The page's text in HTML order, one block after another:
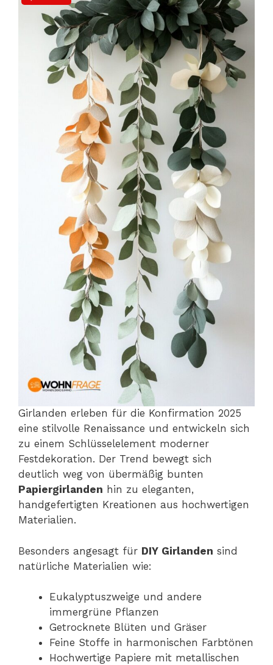
Girlanden erleben für die Konfirmation 2025
eine stilvolle Renaissance und entwickeln sich
zu einem Schlüsselelement moderner
Festdekoration. Der Trend bewegt sich
deutlich weg von übermäßig bunten
Papiergirlanden hin zu eleganten,
handgefertigten Kreationen aus hochwertigen
Materialien.
Besonders angesagt für DIY Girlanden sind
natürliche Materialien wie:
Eukalyptuszweige und andere
immergrüne Pflanzen
Getrocknete Blüten und Gräser
Feine Stoffe in harmonischen Farbtönen
Hochwertige Papiere mit metallischen